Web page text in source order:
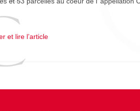
et lire l’article